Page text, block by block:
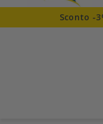
Sconto -